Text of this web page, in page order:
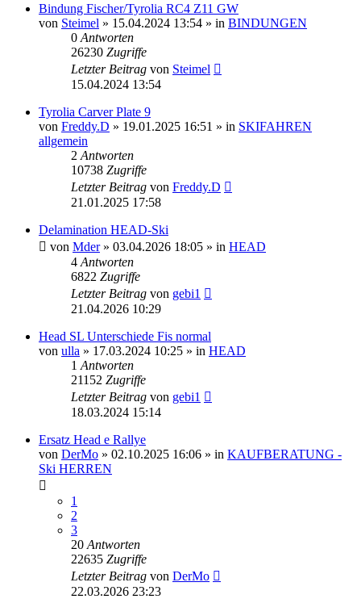
Bindung Fischer/Tyrolia RC4 Z11 GW
von Steimel » 15.04.2024 13:54 » in BINDUNGEN
0 Antworten
26230 Zugriffe
Letzter Beitrag von Steimel
15.04.2024 13:54
Tyrolia Carver Plate 9
von Freddy.D » 19.01.2025 16:51 » in SKIFAHREN
allgemein
2 Antworten
10738 Zugriffe
Letzter Beitrag von Freddy.D
21.01.2025 17:58
Delamination HEAD-Ski
von Mder» 03.04.2026 18:05 » in HEAD
4 Antworten
6822 Zugriffe
Letzter Beitrag von gebi1
21.04.2026 10:29
Head SL Unterschiede Fis normal
von ulla » 17.03.2024 10:25 » in HEAD
1 Antworten
21152 Zugriffe
Letzter Beitrag von gebi1
18.03.2024 15:14
Ersatz Head e Rallye
von DerMo » 02.10.2025 16:06 » in KAUFBERATUNG -
Ski HERREN
1
2
3
20 Antworten
22635 Zugriffe
Letzter Beitrag von DerMo
22.03.2026 23:23